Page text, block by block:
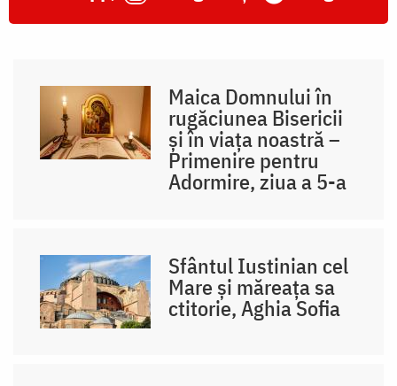
Maica Domnului în
rugăciunea Bisericii
și în viața noastră –
Primenire pentru
Adormire, ziua a 5-a
Sfântul Iustinian cel
Mare și măreața sa
ctitorie, Aghia Sofia